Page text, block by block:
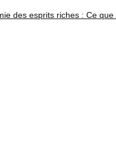
des esprits riches : Ce que